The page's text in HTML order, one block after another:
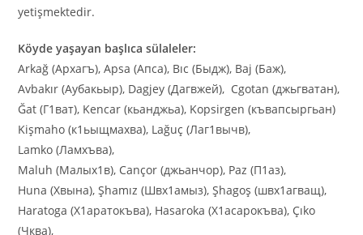
yetişmektedir.
Köyde yaşayan başlıca sülaleler:
Arkağ (Архагъ), Apsa (Апса), Bıc (Быдж), Baj (Баж),
Avbakır (Аубакьыр), Dagjey (Дагвжей), Cgotan (джьгватан),
Ğat (Г1ват), Kencar (кьанджьа), Kopsirgen (къвапсыргьан)
Kişmaho (к1ьыщмахва), Lağuç (Лаг1вычв),
Lamko (Ламхъва),
Maluh (Малых1в), Cançor (джьанчор), Paz (П1аз),
Huna (Xвына), Şhamız (Швх1амыз), Şhagoş (швх1агващ),
Haratoga (Х1аратокъва), Hasaroka (Х1асарокъва), Çıko
(Чква),